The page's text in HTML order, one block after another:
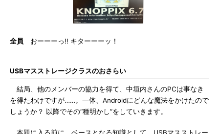
全員 おーーーっ!! キターーーッ！
USBマスストレージクラスのおさらい
結局、他のメンバーの協力を得て、中垣内さんのPCは事なき
を得たわけですが……。一体、Androidにどんな魔法をかけたので
しょうか？ 以降でその“種明かし”をしていきます。